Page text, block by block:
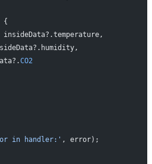
{
CO2
in handler:' , error);